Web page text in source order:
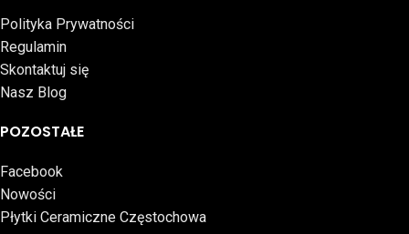
Polityka Prywatności
Regulamin
Skontaktuj się
Nasz Blog
POZOSTAŁE
Facebook
Nowości
Płytki Ceramiczne Częstochowa